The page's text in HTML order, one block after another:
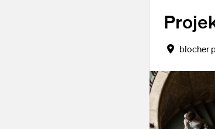
blocher